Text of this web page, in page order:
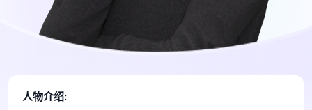
人物介绍: